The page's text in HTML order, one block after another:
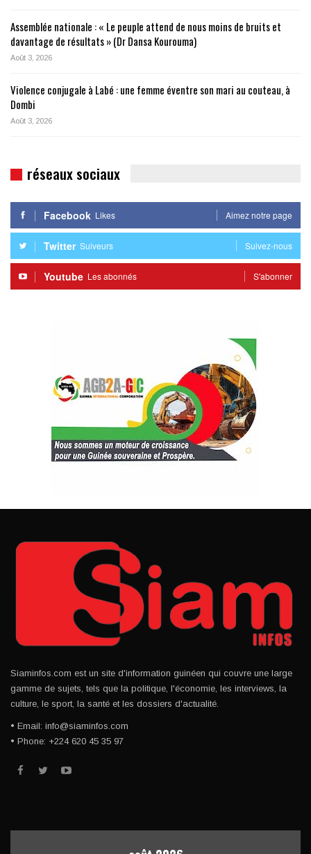
Assemblée nationale : « Le peuple attend de nous moins de bruits et
davantage de résultats » (Dr Dansa Kourouma)
Août 3, 2026
Violence conjugale à Labé : une femme éventre son mari au couteau, à
Dombi
Août 3, 2026
réseaux sociaux
Facebook Likes Aimez notre page
Twitter Suiveurs Suivez-nous
Youtube Les abonnés S'abonner
Siaminfos.com est un site d'information guinéen qui couvre une large
gamme de sujets, tels que la politique, l'économie, les interviews, la
culture, le sport, la santé et les dossiers d'actualité.
• Email: info@siaminfos.com
• Phone: +224 620 45 35 97